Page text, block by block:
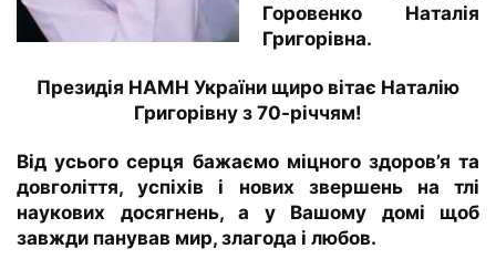
Горовенко Наталія
Григорівна.
Президія НАМН України щиро вітає Наталію
Григорівну з 70-річчям!
Від усього серця бажаємо міцного здоров’я та
довголіття, успіхів і нових звершень на тлі
наукових досягнень, а у Вашому домі щоб
завжди панував мир, злагода і любов.